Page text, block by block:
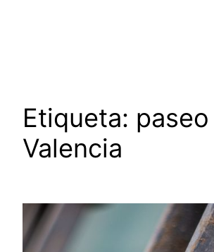
Etiqueta:
Valencia